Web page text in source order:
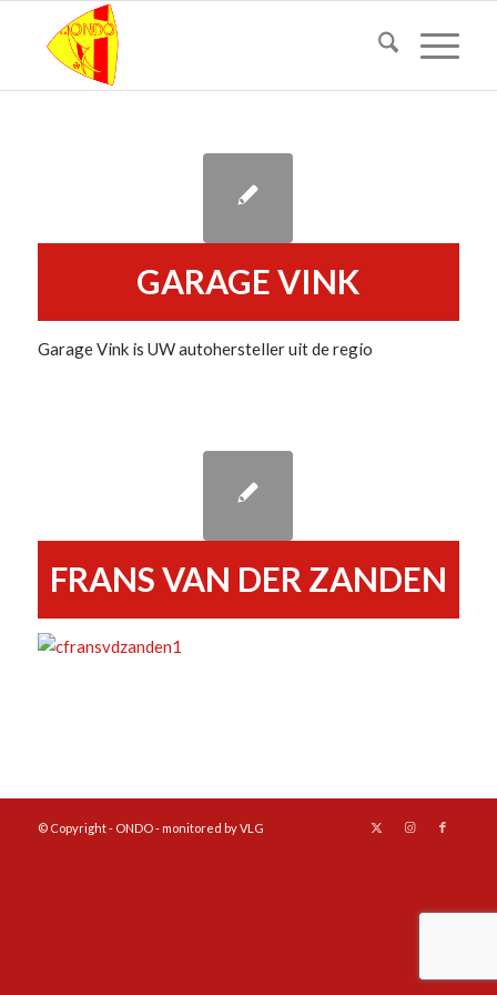
GARAGE VINK
Garage Vink is UW autohersteller uit de regio
FRANS VAN DER ZANDEN
© Copyright - ONDO - monitored by VLG